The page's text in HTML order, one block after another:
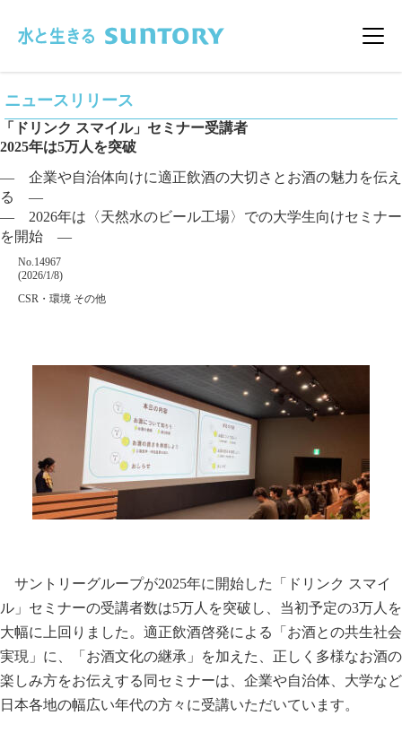
メ
ニュースリリース
「ドリンク スマイル」セミナー受講者
2025年は5万人を突破
― 企業や自治体向けに適正飲酒の大切さとお酒の魅力を伝え
る ―
― 2026年は〈天然水のビール工場〉での大学生向けセミナー
を開始 ―
掲載番号
No.14967
掲載日
(2026/1/8)
カテゴリー
CSR・環境 その他
サントリーグループが2025年に開始した「ドリンク スマイ
ル」セミナーの受講者数は5万人を突破し、当初予定の3万人を
大幅に上回りました。適正飲酒啓発による「お酒との共生社会
実現」に、「お酒文化の継承」を加えた、正しく多様なお酒の
楽しみ方をお伝えする同セミナーは、企業や自治体、大学など
日本各地の幅広い年代の方々に受講いただいています。